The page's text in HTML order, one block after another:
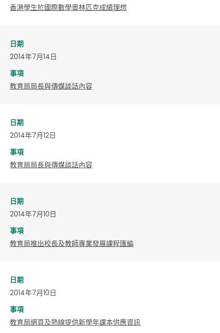
香港學生於國際數學奧林匹克成績理想
日期
2014年7月14日
事項
教育局局長與傳媒談話內容
日期
2014年7月12日
事項
教育局局長與傳媒談話內容
日期
2014年7月10日
事項
教育局推出校長及教師專業發展課程匯編
日期
2014年7月10日
事項
教育局網頁及熱線提供新學年課本供應資訊